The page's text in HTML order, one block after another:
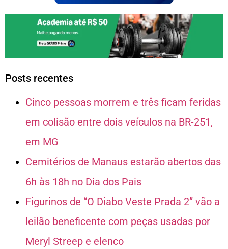
Posts recentes
Cinco pessoas morrem e três ficam feridas
em colisão entre dois veículos na BR-251,
em MG
Cemitérios de Manaus estarão abertos das
6h às 18h no Dia dos Pais
Figurinos de “O Diabo Veste Prada 2” vão a
leilão beneficente com peças usadas por
Meryl Streep e elenco